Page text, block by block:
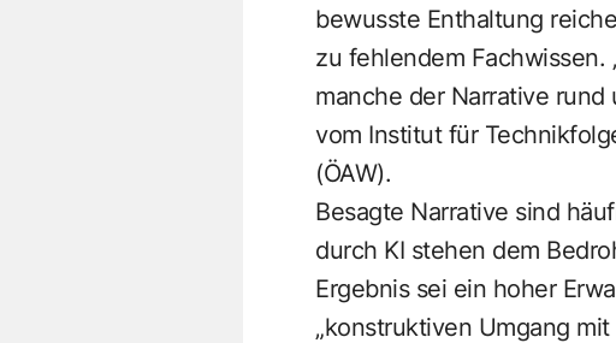
bewusste Enthaltung
zu fehlendem Fachwissen.
manche der Narrative
vom Institut für
(ÖAW).
Besagte Narrative sind
durch KI stehen dem
Ergebnis sei ein hoher
„konstruktiven Umgang